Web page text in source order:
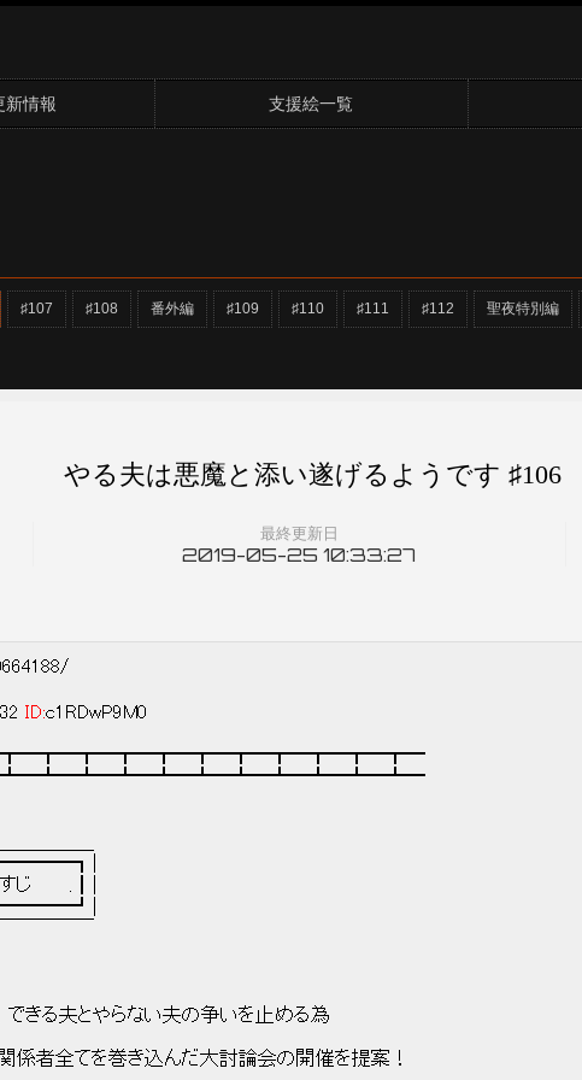
新情報 支援絵一覧
♯107 ♯108 番外編 ♯109 ♯110 ♯111 ♯112 聖夜特別編
最終更新日
2019-05-25 10:33:27
やる夫は悪魔と添い遂げるようです ♯106
ID:c1RDwP9M0
.┃|
￣￣￣
やらない夫の争いを止める為
巻き込んだ大討論会の開催を提案！